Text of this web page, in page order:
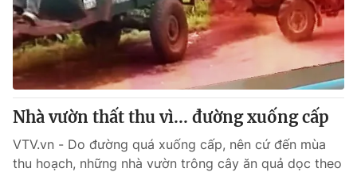
Nhà vườn thất thu vì... đường xuống cấp
VTV.vn - Do đường quá xuống cấp, nên cứ đến mùa
thu hoạch, những nhà vườn trông cây ăn quả dọc theo